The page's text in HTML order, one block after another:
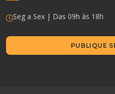
Seg a Sex | Das 09h às 18h
PUBLIQUE